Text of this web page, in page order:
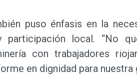
puso énfasis en la
local. “No
con trabajadores
en dignidad para nuestra